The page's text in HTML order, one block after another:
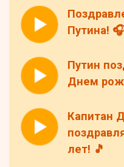
Путина! 🎧
Путин
Днем
Капитан
лет! 🎵